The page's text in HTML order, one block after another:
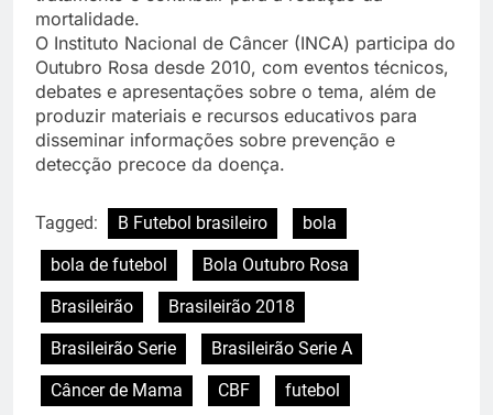
mortalidade.
O Instituto Nacional de Câncer (INCA) participa do
Outubro Rosa desde 2010, com eventos técnicos,
debates e apresentações sobre o tema, além de
produzir materiais e recursos educativos para
disseminar informações sobre prevenção e
detecção precoce da doença.
Tagged: B Futebol brasileiro
bola
bola de futebol
Bola Outubro Rosa
Brasileirão
Brasileirão 2018
Brasileirão Serie
Brasileirão Serie A
Câncer de Mama
CBF
futebol